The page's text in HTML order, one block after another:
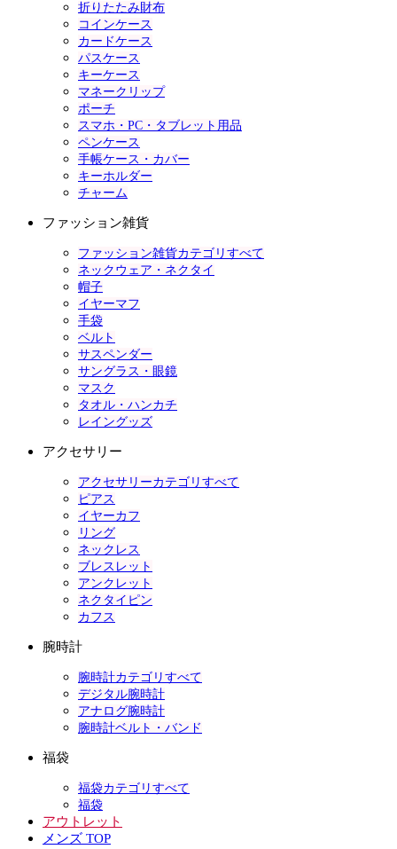
折りたたみ財布
コインケース
カードケース
パスケース
キーケース
マネークリップ
ポーチ
スマホ・PC・タブレット用品
ペンケース
手帳ケース・カバー
キーホルダー
チャーム
ファッション雑貨
ファッション雑貨カテゴリすべて
ネックウェア・ネクタイ
帽子
イヤーマフ
手袋
ベルト
サスペンダー
サングラス・眼鏡
マスク
タオル・ハンカチ
レイングッズ
アクセサリー
アクセサリーカテゴリすべて
ピアス
イヤーカフ
リング
ネックレス
ブレスレット
アンクレット
ネクタイピン
カフス
腕時計
腕時計カテゴリすべて
デジタル腕時計
アナログ腕時計
腕時計ベルト・バンド
福袋
福袋カテゴリすべて
福袋
アウトレット
メンズ TOP